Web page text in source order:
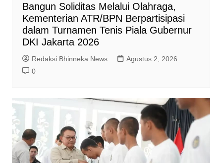
Bangun Soliditas Melalui Olahraga,
Kementerian ATR/BPN Berpartisipasi
dalam Turnamen Tenis Piala Gubernur
DKI Jakarta 2026
Redaksi Bhinneka News
Agustus 2, 2026
0